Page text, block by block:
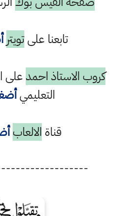
تابعنا علىتويتر
كروب الاستاذ احمدعلى
التعليمي
قناة الالعاب